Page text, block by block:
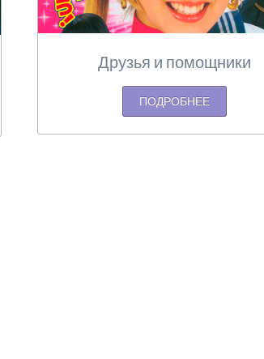
Японские иероглифы
Друзья и помощники
ПОДРОБНЕЕ